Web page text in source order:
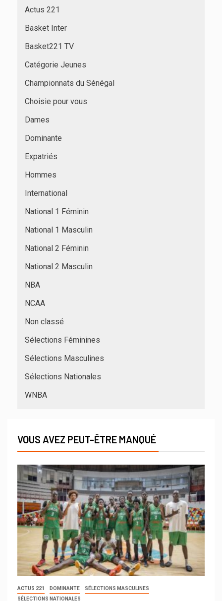
Actus 221
Basket Inter
Basket221 TV
Catégorie Jeunes
Championnats du Sénégal
Choisie pour vous
Dames
Dominante
Expatriés
Hommes
International
National 1 Féminin
National 1 Masculin
National 2 Féminin
National 2 Masculin
NBA
NCAA
Non classé
Sélections Féminines
Sélections Masculines
Sélections Nationales
WNBA
VOUS AVEZ PEUT-ÊTRE MANQUÉ
ACTUS 221 DOMINANTE
SÉLECTIONS MASCULINES
SÉLECTIONS NATIONALES